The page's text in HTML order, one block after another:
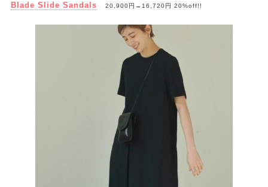
Blade Slide Sandals 20,900円→16,720円 20%off!!